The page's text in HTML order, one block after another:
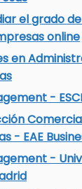
el grado
online
en
-
- EAE
-